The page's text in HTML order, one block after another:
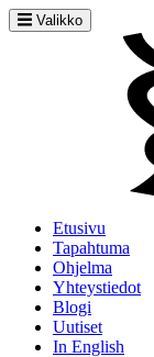
Valikko
Etusivu
Tapahtuma
Ohjelma
Yhteystiedot
Blogi
Uutiset
In English